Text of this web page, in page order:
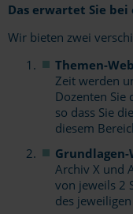
Das erwartet Sie bei
Wir bieten zwei
Themen-
Zeit werden
Dozenten Sie
so dass Sie
diesem
Archiv X und
von jeweils 2
des